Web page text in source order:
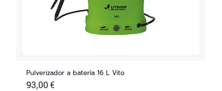
Pulverizador a batería 16 L Vito
93,00€